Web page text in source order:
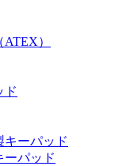
）
ド
キーパッド
ーパッド